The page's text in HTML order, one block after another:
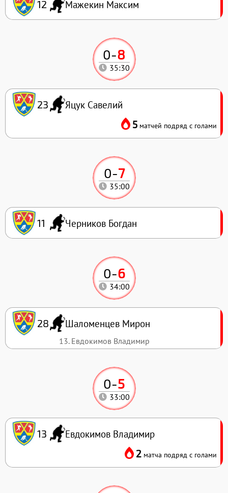
0-5
33:00
13 Евдокимов Владимир
2 матча подряд с голами
0-6
34:00
28 Шаломенцев Мирон
13. Евдокимов Владимир
0-7
35:00
11 Черников Богдан
0-8
35:30
23 Яцук Савелий
5 матчей подряд с голами
12 Мажекин Максим